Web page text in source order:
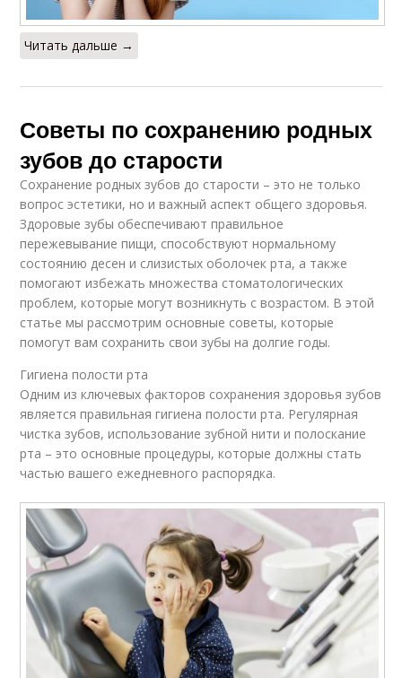
Читать дальше →
Советы по сохранению родных
зубов до старости
Сохранение родных зубов до старости – это не только
вопрос эстетики, но и важный аспект общего здоровья.
Здоровые зубы обеспечивают правильное
пережевывание пищи, способствуют нормальному
состоянию десен и слизистых оболочек рта, а также
помогают избежать множества стоматологических
проблем, которые могут возникнуть с возрастом. В этой
статье мы рассмотрим основные советы, которые
помогут вам сохранить свои зубы на долгие годы.
Гигиена полости рта
Одним из ключевых факторов сохранения здоровья зубов
является правильная гигиена полости рта. Регулярная
чистка зубов, использование зубной нити и полоскание
рта – это основные процедуры, которые должны стать
частью вашего ежедневного распорядка.